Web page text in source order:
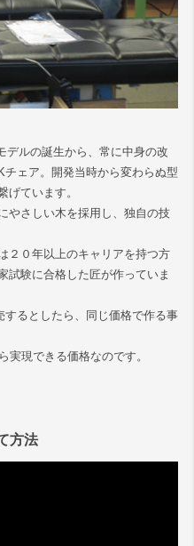
デルの誕生から、常に中身の改
ェア。開発当時から変わらぬ型
げています。
やさしい木を採用し、独自の技
２０年以上のキャリアを持つ方
試験に合格した匠が作っていま
るとしたら、同じ価格で作る事
実現できる価格なのです。
方法